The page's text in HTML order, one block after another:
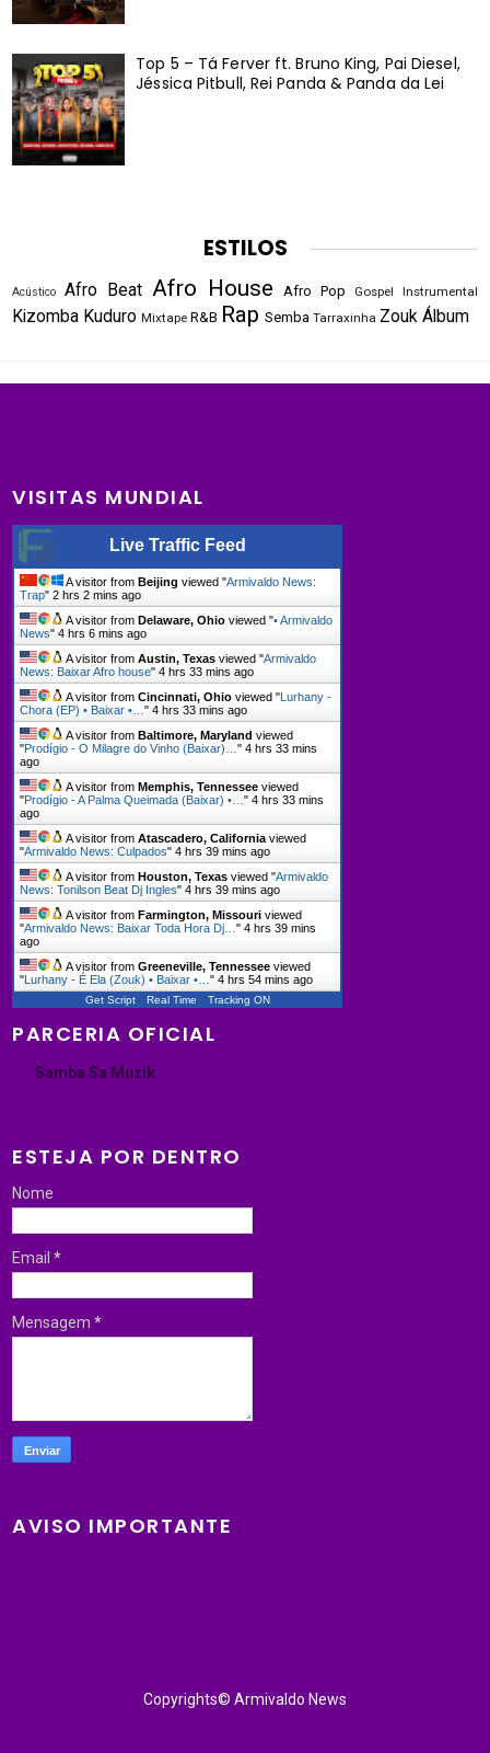
Top 5 – Tá Ferver ft. Bruno King, Pai Diesel,
Jéssica Pitbull, Rei Panda & Panda da Lei
ESTILOS
Acústico Afro Beat Afro House Afro Pop Gospel Instrumental
Kizomba Kuduro Mixtape R&B Rap Semba Tarraxinha Zouk Álbum
VISITAS MUNDIAL
Live Traffic Feed
A visitor fromBeijing viewed "Armivaldo News:
Trap"2 hrs 2 mins ago
A visitor fromDelaware, Ohio viewed "• Armivaldo
News"4 hrs 6 mins ago
A visitor fromAustin, Texas viewed "Armivaldo
News: Baixar Afro house"4 hrs 33 mins ago
A visitor fromCincinnati, Ohio viewed "Lurhany -
Chora (EP) • Baixar •…"4 hrs 33 mins ago
A visitor fromBaltimore, Maryland viewed
"Prodígio - O Milagre do Vinho (Baixar)…"4 hrs 33 mins
ago
A visitor fromMemphis, Tennessee viewed
"Prodígio - A Palma Queimada (Baixar) •…"4 hrs 33 mins
ago
A visitor fromAtascadero, California viewed
"Armivaldo News: Culpados"4 hrs 39 mins ago
A visitor fromHouston, Texas viewed "Armivaldo
News: Tonilson Beat Dj Ingles"4 hrs 39 mins ago
A visitor fromFarmington, Missouri viewed
"Armivaldo News: Baixar Toda Hora Dj…"4 hrs 39 mins
ago
A visitor fromGreeneville, Tennessee viewed
"Lurhany - É Ela (Zouk) • Baixar •…"4 hrs 54 mins ago
Get Script Real Time Tracking ON
PARCERIA OFICIAL
Samba Sa Muzik
ESTEJA POR DENTRO
Nome
Email*
Mensagem*
AVISO IMPORTANTE
Copyrights© Armivaldo News